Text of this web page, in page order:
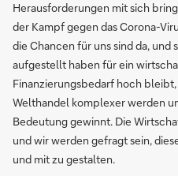
Herausforderungen mit sich
der Kampf gegen das Corona-
die Chancen für uns sind da, und
aufgestellt haben für ein
Finanzierungsbedarf hoch
Welthandel komplexer werden
Bedeutung gewinnt. Die
und wir werden gefragt sein,
und mit zu gestalten.